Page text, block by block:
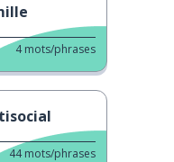
4 mots/phrases
44 mots/phrases